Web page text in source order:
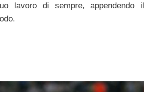
lavoro di sempre, appendendo il